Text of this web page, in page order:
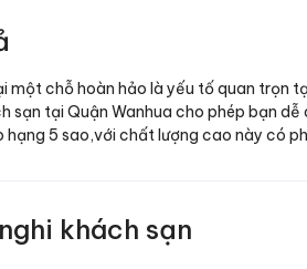
một chỗ hoàn hảo là yếu tố quan trọn
sạn tại Quận Wanhua cho phép bạn
hạng 5 sao,với chất lượng cao này có
khách sạn